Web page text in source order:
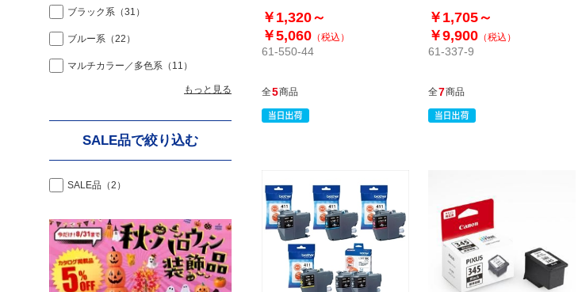
ブラック系 （31）
ブルー系 （22）
マルチカラー／多色系 （11）
もっと見る
SALE品で絞り込む
SALE品 （2）
￥1,320～
￥5,060 （税込）
61-550-44
全5商品
￥1,705～
￥9,900 （税込）
61-337-9
全7商品